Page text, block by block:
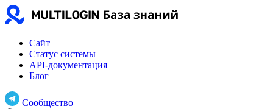
Сайт
Статус системы
API-документация
Блог
Сообщество